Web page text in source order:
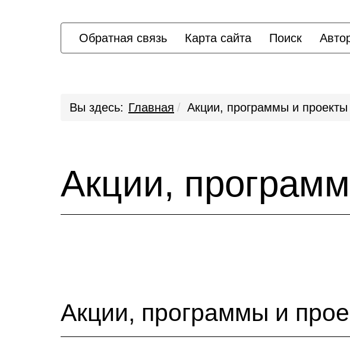
Обратная связь Карта сайта Поиск
Вы здесь: Главная Акции, программы и проекты
Акции,
Акции, программы и